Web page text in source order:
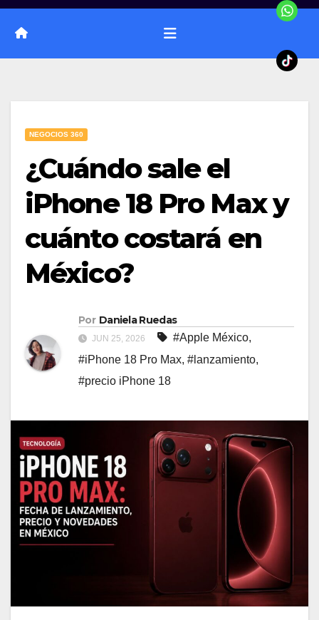
NEGOCIOS 360
¿Cuándo sale el
iPhone 18 Pro Max y
cuánto costará en
México?
Por Daniela Ruedas
JUN 25, 2026 #Apple México,
#iPhone 18 Pro Max, #lanzamiento,
#precio iPhone 18